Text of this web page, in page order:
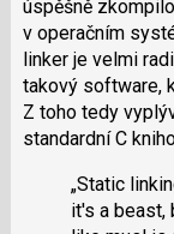
úspěšně
v operačním
linker je velmi
takový software,
Z toho tedy
standardní C
„Static
it's a beast,